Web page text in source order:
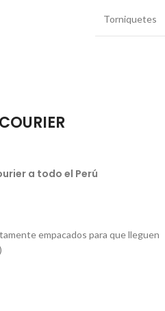
Torniquetes
a todo el Perú
empacados para que lleguen